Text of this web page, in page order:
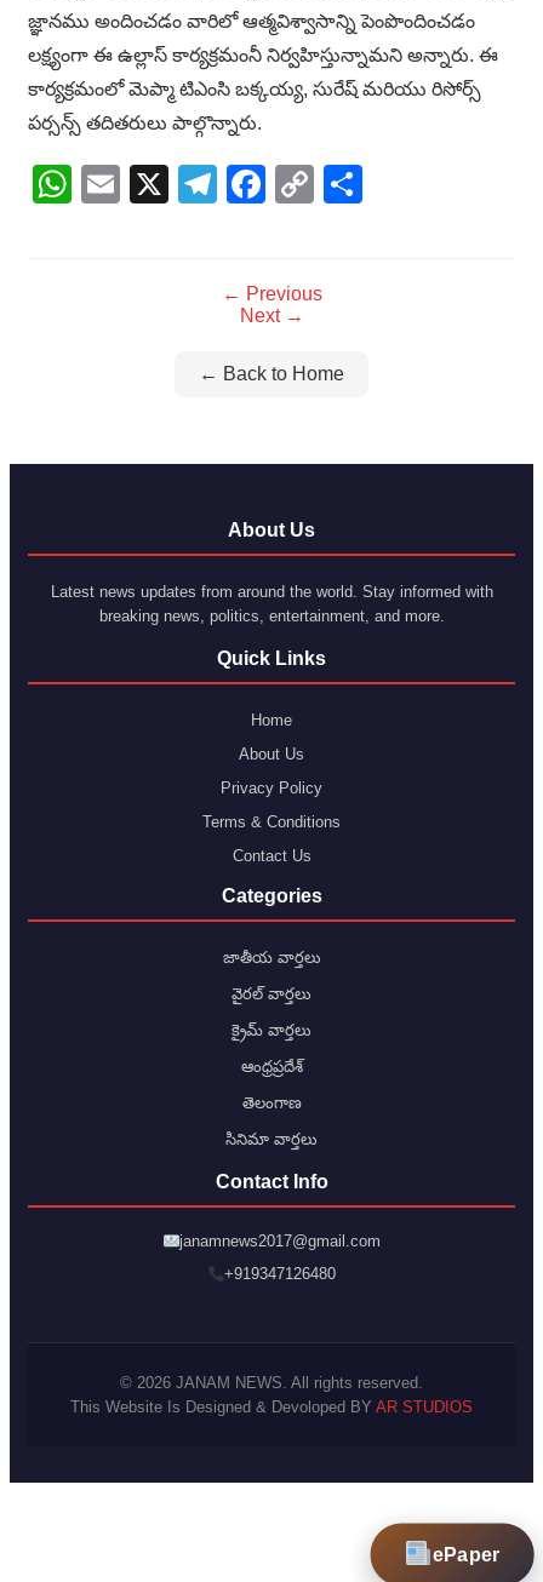
జ్ఞానము అందించడం వారిలో ఆత్మవిశ్వాసాన్ని పెంపొందించడం
లక్ష్యంగా ఈ ఉల్లాస్ కార్యక్రమంనీ నిర్వహిస్తున్నామని అన్నారు. ఈ
కార్యక్రమంలో మెప్మా టిఎంసి బక్కయ్య, సురేష్ మరియు రిసోర్స్
పర్సన్స్ తదితరులు పాల్గొన్నారు.
WhatsApp
Email
X Telegram
Facebook
Copy
← Previous
Next →
← Back to Home
About Us
Latest news updates from around the world. Stay informed with
breaking news, politics, entertainment, and more.
Quick Links
Home
About Us
Privacy Policy
Terms & Conditions
Contact Us
Categories
జాతీయ వార్తలు
వైరల్ వార్తలు
క్రైమ్ వార్తలు
ఆంధ్రప్రదేశ్
తెలంగాణ
సినిమా వార్తలు
Contact Info
janamnews2017@gmail.com
+919347126480
© 2026 JANAM NEWS. All rights reserved.
This Website Is Designed & Devoloped BY AR STUDIOS
ePaper